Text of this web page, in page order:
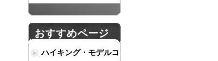
おすすめページ
ハイキング・モデルコ